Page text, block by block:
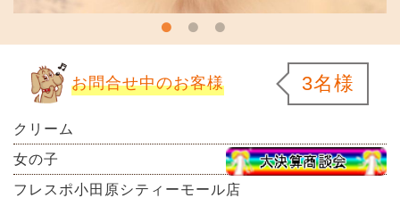
お問合せ中のお客様 3名様
クリーム
女の子
フレスポ小田原シティーモール店